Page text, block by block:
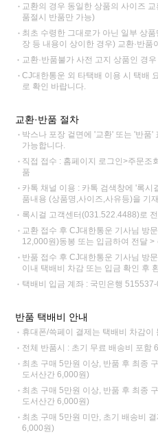
교환의 경우 동일한 상품의 사이즈
품절시 반품만 가능)
최초 수령한 그대로가 아닌 일부 상
장 등 내용이 상이한 경우) 교환·반품
교환·반품불가 사전 고지 상품인 경
CJ대한통운 외 타택배 이용 시 택배
로 확인 바랍니다.
교환·반품 절차
박스나 포장 겉면에 '교환' 또는 '반품
가능합니다.
직접 접수 : 홈페이지 로그인>주문조
품
카톡 채널 이용 : 카톡 검색창에 '록시
품내용 (상품명,사이즈,사유등)을 기
록시걸 고객센터(031.522.4488)로
교환 접수 후 CJ대한통운 기사님 방
12,000원)동봉 또는 입금하여 전달
반품 접수 후 CJ대한통운 기사님 방
이내 택배비 차감 또는 입금 확인 후
택배비 입금 계좌 : 국민은행
반품 택배비 안내
휴대폰/쓱페이 결제는 택배비 차감이
전체 반품시 : 초기 무료 배송비 포함
최초 구매 5만원 이상, 반품 후 최종
도서산간 6,000원)
최초 구매 5만원 이상, 반품 후 최종
도서산간 6,000원)
최초 구매 5만원 미만, 초기 배송비
6,000원)